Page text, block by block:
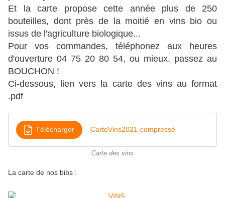
Et la carte propose cette année plus de 250
bouteilles, dont près de la moitié en vins bio ou
issus de l'agriculture biologique...
Pour vos commandes, téléphonez aux heures
d'ouverture 04 75 20 80 54, ou mieux, passez au
BOUCHON !
Ci-dessous, lien vers la carte des vins au format
.pdf
Télécharger CarteVins2021-compressé
Carte des vins
La carte de nos bibs :